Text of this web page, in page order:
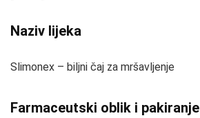
Naziv lijeka
Slimonex – biljni čaj za mršavljenje
Farmaceutski oblik i pakiranje